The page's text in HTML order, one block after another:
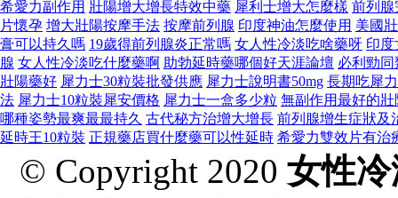
希愛力副作用 壯陽增大增長特效中藥 犀利士增大怎麼樣 前列腺
片懷孕 增大壯陽按摩手法 按摩前列腺 印度神油怎麼使用 美國
膏可以持久嗎 19歲得前列腺炎正常嗎 女人性冷淡吃啥藥呀 印度
腺 女人性冷淡吃什麼藥啊 助勃延時藥哪個好天涯論壇 必利勁
壯陽藥好 犀力士30粒裝批發供應 犀力士說明書50mg 長期吃犀
法 犀力士10粒裝犀安價格 犀力士一盒多少粒 無副作用最好的壯
哪種姿勢最爽最最持久 古代秘方治增大增長 前列腺增生症狀及
延時王10粒裝 正規藥店買什麼藥可以性延時 希愛力雙效片有治
© Copyright 2020 女性